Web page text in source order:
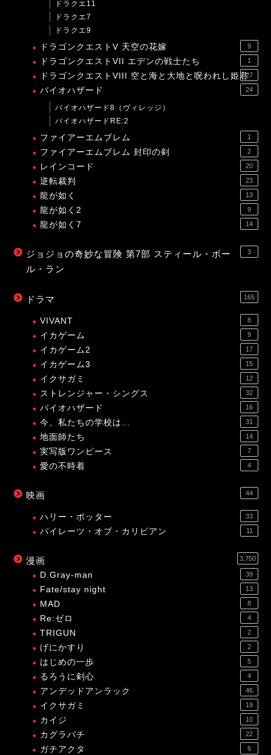
ドラクエ11
ドラクエ7
ドラクエ9
ドラゴンクエストV 天空の花嫁 9
ドラゴンクエストVII エデンの戦士たち 1
ドラゴンクエストVIII 空と海と大地と呪われし姫君27
バイオハザード 24
バイオハザード8（ヴィレッジ）
バイオハザードRE:2
ファイアーエムブレム 1
ファイアーエムブレム 封印の剣 2
レインコード 20
逆転裁判 23
龍が如く 13
龍が如く2 9
龍が如く7 14
ジョジョの奇妙な冒険 第7部 スティール・ボー
ル・ラン
3
ドラマ 165
VIVANT 8
イカゲーム 9
イカゲーム2 17
イカゲーム3 15
イクサガミ 12
ストレンジャー・シングス 32
バイオハザード 16
今、私たちの学校は… 31
地面師たち 14
実写版ワンピース 7
愛の不時着 4
映画 44
ハリー・ポッター 33
パイレーツ・オブ・カリビアン 11
漫画 3,750
D.Gray-man 39
Fate/stay night 13
MAD 8
Re:ゼロ 4
TRIGUN 2
げにかすり 2
はじめの一歩 5
るろうに剣心 4
アンデッドアンラック 46
イクサガミ 19
カイジ 10
カグラバチ 22
ガチアクタ 6